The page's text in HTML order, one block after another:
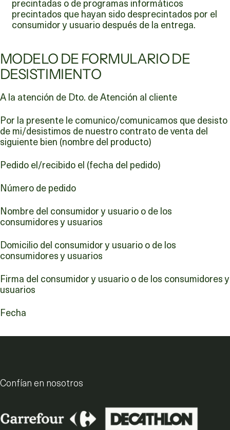
precintadas o de programas informáticos
precintados que hayan sido desprecintados por el
consumidor y usuario después de la entrega.
MODELO DE FORMULARIO DE
DESISTIMIENTO
A la atención de Dto. de Atención al cliente
Por la presente le comunico/comunicamos que desisto
de mi/desistimos de nuestro contrato de venta del
siguiente bien (nombre del producto)
Pedido el/recibido el (fecha del pedido)
Número de pedido
Nombre del consumidor y usuario o de los
consumidores y usuarios
Domicilio del consumidor y usuario o de los
consumidores y usuarios
Firma del consumidor y usuario o de los consumidores y
usuarios
Fecha
Confían en nosotros